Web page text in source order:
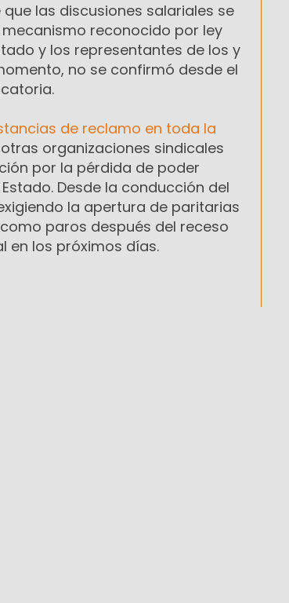
las discusiones salariales se
reconocido por ley
y los representantes de los y
no se confirmó desde el
de reclamo en toda la
organizaciones sindicales
por la pérdida de poder
Desde la conducción del
la apertura de paritarias
paros después del receso
en los próximos días.